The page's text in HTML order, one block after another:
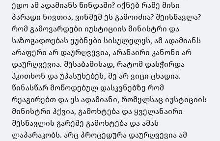
ედო ამ ადამიანს წინდაში? იქნებ რამე მისი
პარადი ნივთია, ვინმემ ეს გამოიძია? შეისწავლა?
რომ გამოვარდები იუსტიციის მინისტრი და
საზოგადოებას ეუბნები სისულელეს, ამ ადამიანს
არაფერი არ დაურღვევია, არანაირი კანონი არ
დაურღვევია. შესაბამისად, რატომ დასჭირდა
ჰკითხონ და უპასუხებენ, მე არ ვიცი ცხადია.
წინასწარ მოწოდებულ დასკვნებზე რომ
რეაგირებთ და ეს ადამიანი, რომელსაც იუსტიციის
მინისტრი ჰქვია, გამოხტება და ყველანაირი
შესწავლის გარეშე გამოხტება და ამას
ლაპარაკობს. არც პროცედურა დაურღვევია ამ